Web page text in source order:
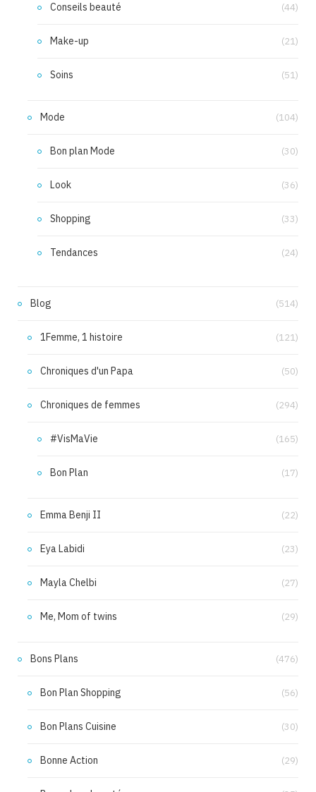
Conseils beauté (44)
Make-up (21)
Soins (51)
Mode (104)
Bon plan Mode (30)
Look (36)
Shopping (33)
Tendances (24)
Blog (514)
1Femme, 1 histoire (121)
Chroniques d'un Papa (50)
Chroniques de femmes (294)
#VisMaVie (165)
Bon Plan (17)
Emma Benji II (22)
Eya Labidi (23)
Mayla Chelbi (27)
Me, Mom of twins (29)
Bons Plans (476)
Bon Plan Shopping (56)
Bon Plans Cuisine (30)
Bonne Action (29)